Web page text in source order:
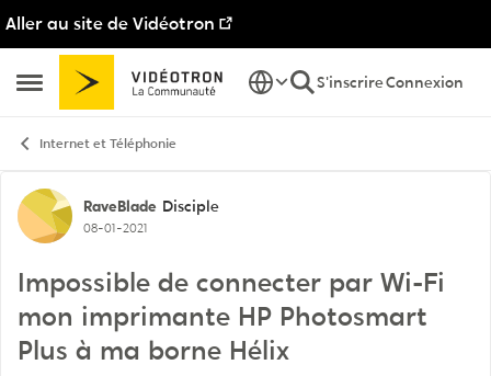
Aller au site de Vidéotron
Ouvrir Menu Latéral
Passer au contenu
S'inscrireConnexion
Internet et Téléphonie
Discussion de forum
RaveBlade Disciple
08-01-2021
Impossible de connecter par Wi-Fi
mon imprimante HP Photosmart
Plus à ma borne Hélix